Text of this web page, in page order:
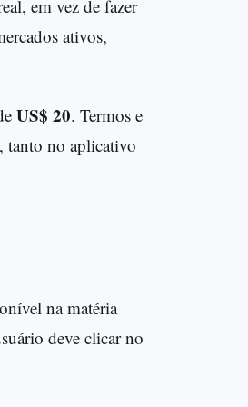
em vez de fazer
ativos,
US$ 20. Termos e
tanto no aplicativo
na matéria
deve clicar no